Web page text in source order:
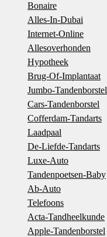
Bonaire
Alles-In-Dubai
Internet-Online
Allesoverhonden
Hypotheek
Brug-Of-Implantaat
Jumbo-Tandenborstel
Cars-Tandenborstel
Cofferdam-Tandarts
Laadpaal
De-Liefde-Tandarts
Luxe-Auto
Tandenpoetsen-Baby
Ab-Auto
Telefoons
Acta-Tandheelkunde
Apple-Tandenborstel